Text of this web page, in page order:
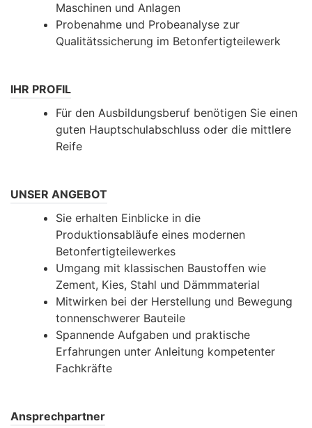
Maschinen und Anlagen
Probenahme und Probeanalyse zur
Qualitätssicherung im Betonfertigteilewerk
IHR PROFIL
Für den Ausbildungsberuf benötigen Sie einen
guten Hauptschulabschluss oder die mittlere
Reife
UNSER ANGEBOT
Sie erhalten Einblicke in die
Produktionsabläufe eines modernen
Betonfertigteilewerkes
Umgang mit klassischen Baustoffen wie
Zement, Kies, Stahl und Dämmmaterial
Mitwirken bei der Herstellung und Bewegung
tonnenschwerer Bauteile
Spannende Aufgaben und praktische
Erfahrungen unter Anleitung kompetenter
Fachkräfte
Ansprechpartner